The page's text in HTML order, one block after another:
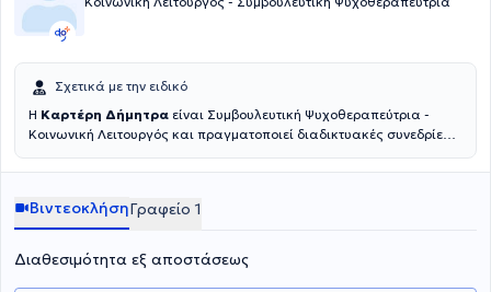
Σχετικά με την ειδικό
Η Καρτέρη Δήμητρα είναι Συμβουλευτική Ψυχοθεραπεύτρια -
Κοινωνική Λειτουργός και πραγματοποιεί διαδικτυακές συνεδρίες.
Εκπαιδευτικό Ίδρυμα Πάτρας, έλαβε παράλληλα άδεια ασκήσεως
στην Εταιρία Ομαδικής και Οικογενειακής Ψυχοθεραπείας με
αντικείμενο την Ομαδική και Οικογενειακή Ψυχοθεραπεία καθώς
και τη Θεραπεία Ζεύγους. Επιπλέον, έχει ολοκληρώσει το
πρόγραμμα του Ψυχιατρικού Νοσοκομείου Αττικής (ΨΝΑ) του 18
ΒιντεοκλήσηΓραφείο 1
Διαθεσιμότητα εξ αποστάσεως